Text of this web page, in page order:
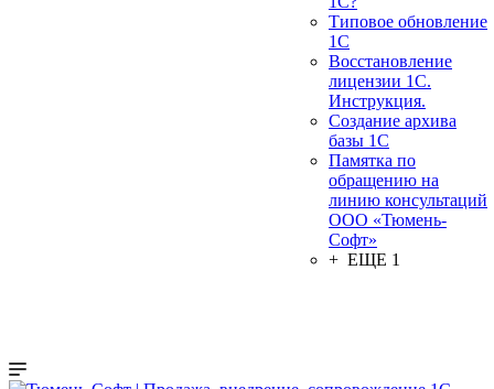
Типовое обновление
1С
Восстановление
лицензии 1С.
Инструкция.
Создание архива
базы 1С
Памятка по
обращению на
линию консультаций
ООО «Тюмень-
Софт»
+ ЕЩЕ 1